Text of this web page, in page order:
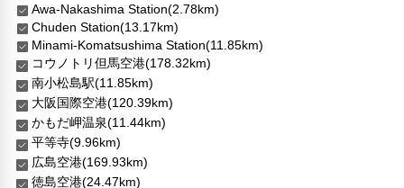
Awa-Nakashima Station(2.78km)
Chuden Station(13.17km)
Minami-Komatsushima Station(11.85km)
コウノトリ但馬空港(178.32km)
南小松島駅(11.85km)
大阪国際空港(120.39km)
かもだ岬温泉(11.44km)
平等寺(9.96km)
広島空港(169.93km)
徳島空港(24.47km)